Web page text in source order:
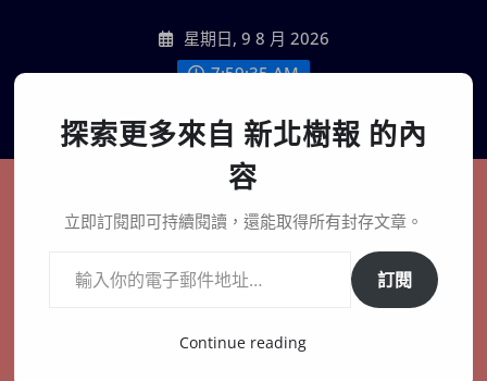
content
星期日, 9 8 月 2026
7:59:36 AM
聯絡我們
新北樹報
在地、記憶、連結、創生
探索更多來自 新北樹報 的內
容
立即訂閱即可持續閱讀，還能取得所有封存文章。
訂閱
Continue reading